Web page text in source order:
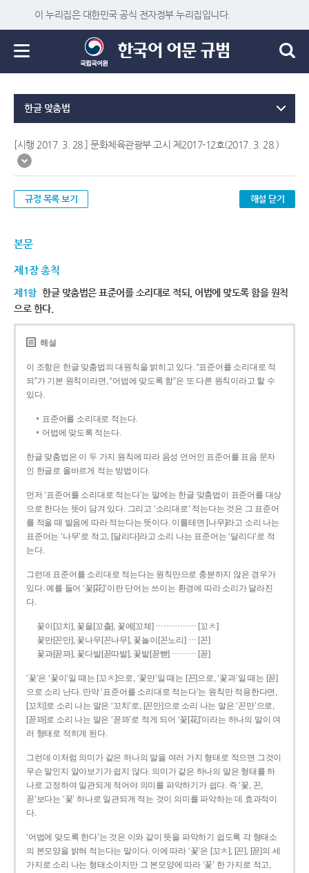
이 누리집은 대한민국 공식 전자정부 누리집입니다.
한글 맞춤법
[시행 2017. 3. 28.] 문화체육관광부 고시 제2017-12호(2017. 3. 28.)
규정 목록 보기 해설 닫기
본문
제1장 총칙
제1항 한글 맞춤법은 표준어를 소리대로 적되, 어법에 맞도록 함을 원칙
으로 한다.
해설
이 조항은 한글 맞춤법의 대원칙을 밝히고 있다. “표준어를 소리대로 적
되”가 기본 원칙이라면, “어법에 맞도록 함”은 또 다른 원칙이라고 할 수
있다.
표준어를 소리대로 적는다.
어법에 맞도록 적는다.
한글 맞춤법은 이 두 가지 원칙에 따라 음성 언어인 표준어를 표음 문자
인 한글로 올바르게 적는 방법이다.
먼저 ‘표준어를 소리대로 적는다’는 말에는 한글 맞춤법이 표준어를 대상
으로 한다는 뜻이 담겨 있다. 그리고 ‘소리대로’ 적는다는 것은 그 표준어
를 적을 때 발음에 따라 적는다는 뜻이다. 이를테면 [나무]라고 소리 나는
표준어는 ‘나무’로 적고, [달리다]라고 소리 나는 표준어는 ‘달리다’로 적
는다.
그런데 표준어를 소리대로 적는다는 원칙만으로 충분하지 않은 경우가
있다. 예를 들어 ‘꽃[花]’이란 단어는 쓰이는 환경에 따라 소리가 달라진
다.
꽃이[꼬치], 꽃을[꼬츨], 꽃에[꼬체] …………… [꼬ㅊ]
꽃만[꼰만], 꽃나무[꼰나무], 꽃놀이[꼰노리] … [꼰]
꽃과[꼳꽈], 꽃다발[꼳따발], 꽃밭[꼳빧] ……… [꼳]
‘꽃’은 ‘꽃이’일 때는 [꼬ㅊ]으로, ‘꽃만’일 때는 [꼰]으로, ‘꽃과’일 때는 [꼳]
으로 소리 난다. 만약 ‘표준어를 소리대로 적는다’는 원칙만 적용한다면,
[꼬치]로 소리 나는 말은 ‘꼬치’로, [꼰만]으로 소리 나는 말은 ‘꼰만’으로,
[꼳꽈]로 소리 나는 말은 ‘꼳꽈’로 적게 되어 ‘꽃[花]’이라는 하나의 말이 여
러 형태로 적히게 된다.
그런데 이처럼 의미가 같은 하나의 말을 여러 가지 형태로 적으면 그것이
무슨 말인지 알아보기가 쉽지 않다. 의미가 같은 하나의 말은 형태를 하
나로 고정하여 일관되게 적어야 의미를 파악하기가 쉽다. 즉 ‘꽃, 꼰,
꼳’보다는 ‘꽃’ 하나로 일관되게 적는 것이 의미를 파악하는 데 효과적이
다.
‘어법에 맞도록 한다’는 것은 이와 같이 뜻을 파악하기 쉽도록 각 형태소
의 본모양을 밝혀 적는다는 말이다. 이에 따라 ‘꽃’은 [꼬ㅊ], [꼰], [꼳]의 세
가지로 소리 나는 형태소이지만 그 본모양에 따라 ‘꽃’ 한 가지로 적고,